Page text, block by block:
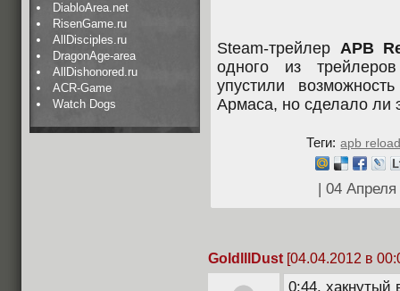
DiabloArea.net
RisenGame.ru
AllDisciples.ru
DragonAge-area
AllDishonored.ru
ACR-Game
Watch Dogs
Steam-трейлер APB
одного из
упустили
Армаса, но сделало ли
Теги: apb
| 04
GoldlllDust [04.04.2012 в
0:44, хакнутый